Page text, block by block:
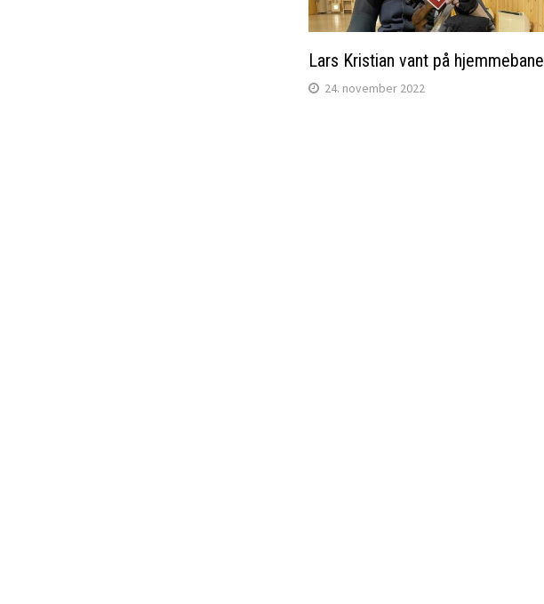
Lars Kristian vant på hjemmebane
24. november 2022